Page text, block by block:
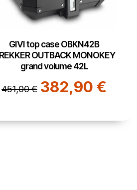
GIVI pare carters moto HONDA
X-ADV 750 / 2017 2023 -
TN1156
188,50 € 146,09 €